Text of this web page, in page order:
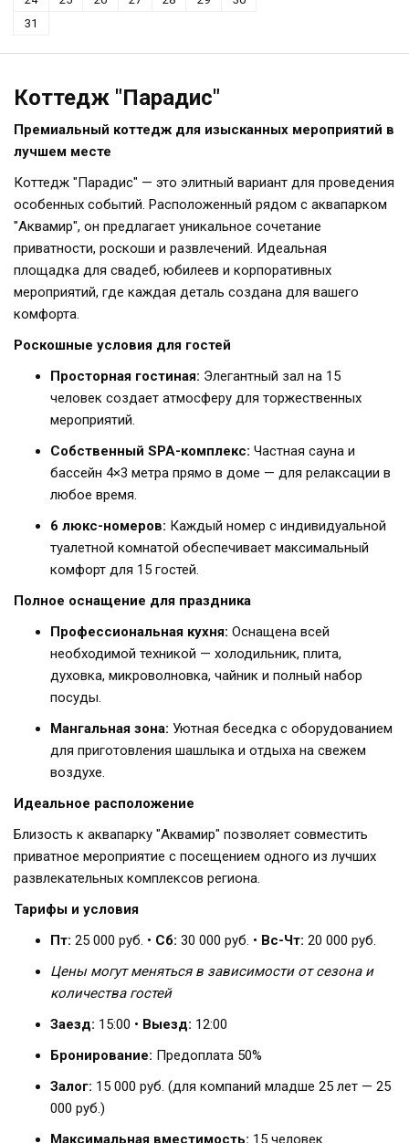
31
Коттедж "Парадис"
Премиальный коттедж для изысканных мероприятий в
лучшем месте
Коттедж "Парадис" — это элитный вариант для проведения
особенных событий. Расположенный рядом с аквапарком
"Аквамир", он предлагает уникальное сочетание
приватности, роскоши и развлечений. Идеальная
площадка для свадеб, юбилеев и корпоративных
мероприятий, где каждая деталь создана для вашего
комфорта.
Роскошные условия для гостей
Просторная гостиная: Элегантный зал на 15
человек создает атмосферу для торжественных
мероприятий.
Собственный SPA-комплекс: Частная сауна и
бассейн 4×3 метра прямо в доме — для релаксации в
любое время.
6 люкс-номеров: Каждый номер с индивидуальной
туалетной комнатой обеспечивает максимальный
комфорт для 15 гостей.
Полное оснащение для праздника
Профессиональная кухня: Оснащена всей
необходимой техникой — холодильник, плита,
духовка, микроволновка, чайник и полный набор
посуды.
Мангальная зона: Уютная беседка с оборудованием
для приготовления шашлыка и отдыха на свежем
воздухе.
Идеальное расположение
Близость к аквапарку "Аквамир" позволяет совместить
приватное мероприятие с посещением одного из лучших
развлекательных комплексов региона.
Тарифы и условия
Пт: 25 000 руб. • Сб: 30 000 руб. • Вс-Чт: 20 000 руб.
Цены могут меняться в зависимости от сезона и
количества гостей
Заезд: 15:00 • Выезд: 12:00
Бронирование: Предоплата 50%
Залог: 15 000 руб. (для компаний младше 25 лет — 25
000 руб.)